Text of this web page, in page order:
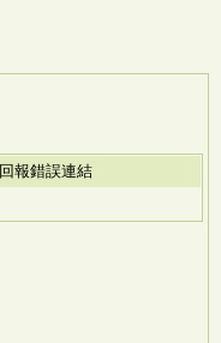
回報錯誤連結